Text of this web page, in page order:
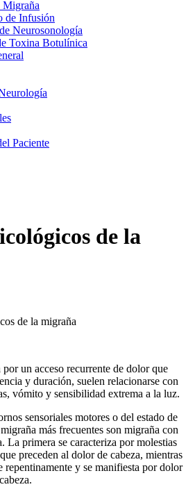
Migraña
de Infusión
Neurosonología
Toxina Botulínica
Paciente
de la
de la migraña
un acceso recurrente de dolor que
y duración, suelen relacionarse con
vómito y sensibilidad extrema a la luz.
sensoriales motores o del estado de
más frecuentes son migraña con
La primera se caracteriza por molestias
preceden al dolor de cabeza, mientras
repentinamente y se manifiesta por dolor